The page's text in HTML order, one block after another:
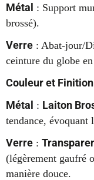
Métal : Support
brossé).
Verre : Abat-jour/
ceinture du globe
Couleur et Finition
Métal : Laiton
tendance, évoquant
Verre :
(légèrement gaufré
manière douce.